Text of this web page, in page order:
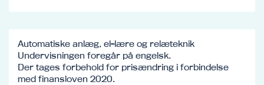
Automatiske anlæg, el-lære og relæteknik
Undervisningen foregår på engelsk.
Der tages forbehold for prisændring i forbindelse
med finansloven 2020.